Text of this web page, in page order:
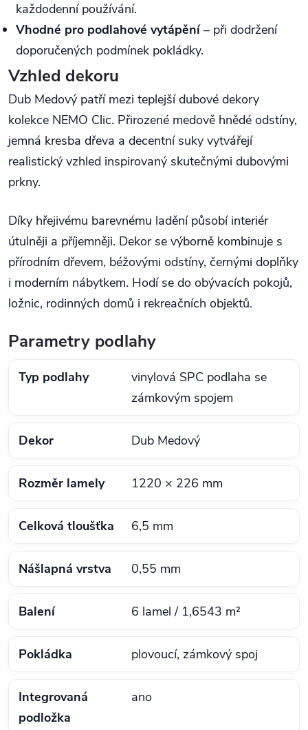
každodenní používání.
Vhodné pro podlahové vytápění– při dodržení
doporučených podmínek pokládky.
Vzhled dekoru
Dub Medový patří mezi teplejší dubové dekory
kolekce NEMO Clic. Přirozené medově hnědé odstíny,
jemná kresba dřeva a decentní suky vytvářejí
realistický vzhled inspirovaný skutečnými dubovými
prkny.
Díky hřejivému barevnému ladění působí interiér
útulněji a příjemněji. Dekor se výborně kombinuje s
přírodním dřevem, béžovými odstíny, černými doplňky
i moderním nábytkem. Hodí se do obývacích pokojů,
ložnic, rodinných domů i rekreačních objektů.
Parametry podlahy
Typ podlahy
vinylová SPC podlaha se
zámkovým spojem
Dekor Dub Medový
Rozměr lamely 1220 × 226 mm
Celková tloušťka 6,5 mm
Nášlapná vrstva 0,55 mm
Balení 6 lamel / 1,6543 m²
Pokládka plovoucí, zámkový spoj
Integrovaná
podložka
ano